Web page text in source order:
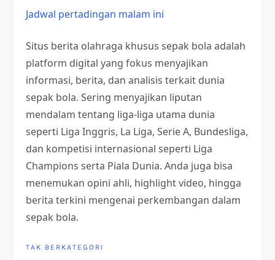
Jadwal pertadingan malam ini
Situs berita olahraga khusus sepak bola adalah
platform digital yang fokus menyajikan
informasi, berita, dan analisis terkait dunia
sepak bola. Sering menyajikan liputan
mendalam tentang liga-liga utama dunia
seperti Liga Inggris, La Liga, Serie A, Bundesliga,
dan kompetisi internasional seperti Liga
Champions serta Piala Dunia. Anda juga bisa
menemukan opini ahli, highlight video, hingga
berita terkini mengenai perkembangan dalam
sepak bola.
TAK BERKATEGORI